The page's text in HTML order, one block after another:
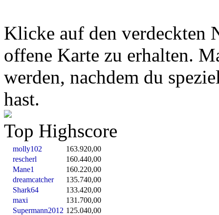
Klicke auf den verdeckten
offene Karte zu erhalten.
werden, nachdem du
hast.
Top Highscore
molly102
163.920,00
rescherl
160.440,00
Mane1
160.220,00
dreamcatcher
135.740,00
Shark64
133.420,00
maxi
131.700,00
Supermann2012 125.040,00